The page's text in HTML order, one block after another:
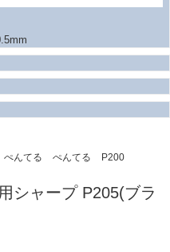
ぺんてる ぺんてる P200
シャープ P205(ブラ